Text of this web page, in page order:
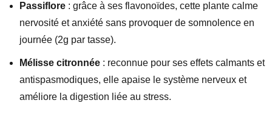
Passiflore : grâce à ses flavonoïdes, cette plante calme
nervosité et anxiété sans provoquer de somnolence en
journée (2g par tasse).
Mélisse citronnée : reconnue pour ses effets calmants et
antispasmodiques, elle apaise le système nerveux et
améliore la digestion liée au stress.